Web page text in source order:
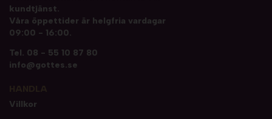
kundtjänst.
Våra öppettider är helgfria vardagar
09:00 - 16:00.
Tel. 08 - 55 10 87 80
info@gottes.se
Villkor